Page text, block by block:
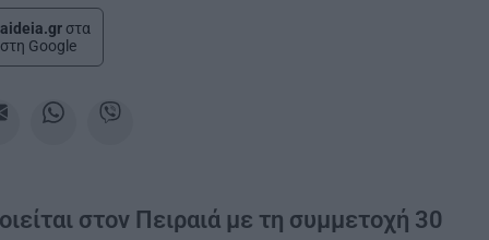
στα
Google
στον Πειραιά με τη συμμετοχή 30